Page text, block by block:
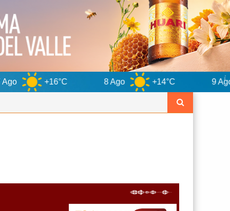
8 Ago +14°C 9 Ago +15°C